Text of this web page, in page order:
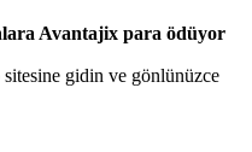
Avantajix para ödüyor
gidin ve gönlünüzce